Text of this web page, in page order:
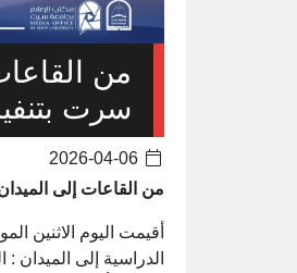
من
سرت
من القاعات إلى
الدراسية إلى الميدان